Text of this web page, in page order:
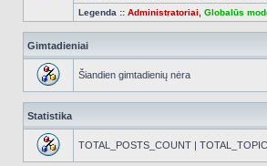
Legenda :: Administratoriai Globalūs
Gimtadieniai
Šiandien gimtadienių nėra
Statistika
TOTAL_POSTS_COUNT |